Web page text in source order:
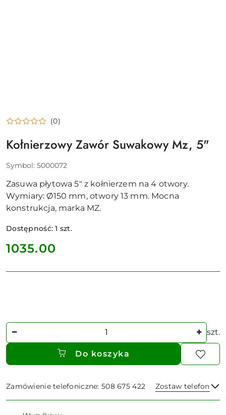
(0)
Kołnierzowy Zawór Suwakowy Mz, 5"
Symbol: 5000072
Zasuwa płytowa 5" z kołnierzem na 4 otwory.
Wymiary: Ø150 mm, otwory 13 mm. Mocna
konstrukcja, marka MZ.
Dostępność:1 szt.
cena:
1035.00
Ilość szt.
Do koszyka
Zamówienie telefoniczne: 508 675 422 Zostaw telefon
Dostępność